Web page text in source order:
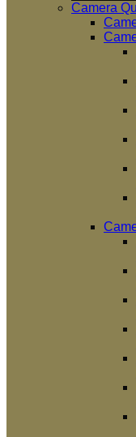
Camera